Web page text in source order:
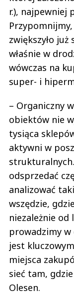
r.), najpewniej
zwiększyło
właśnie w
wówczas na
super- i
– Organiczny
obiektów nie
tysiąca
aktywni w
odsprzedać
analizować
wszędzie,
niezależnie
prowadzimy w
jest
miejsca
sieć tam,
Olesen.